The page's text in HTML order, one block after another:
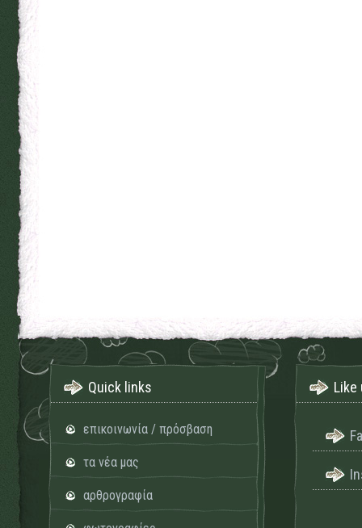
Quick links
επικοινωνία / πρόσβαση
τα νέα μας
αρθρογραφία
Like